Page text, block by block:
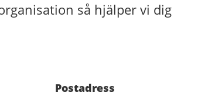
så hjälper vi dig
Postadress